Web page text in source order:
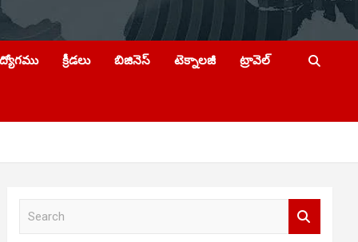
క్రీడలు బిజినెస్ టెక్నాలజీ ట్రావెల్